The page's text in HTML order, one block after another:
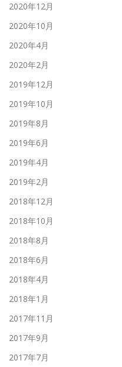
2020年12月
2020年10月
2020年4月
2020年2月
2019年12月
2019年10月
2019年8月
2019年6月
2019年4月
2019年2月
2018年12月
2018年10月
2018年8月
2018年6月
2018年4月
2018年1月
2017年11月
2017年9月
2017年7月